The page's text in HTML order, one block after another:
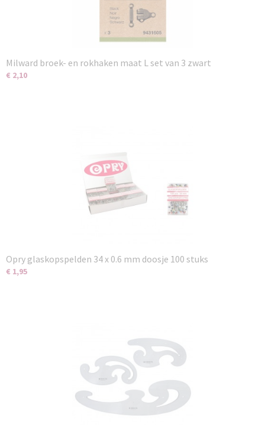
Milward broek- en rokhaken maat L set van 3 zwart
€ 2,10
Opry glaskopspelden 34 x 0.6 mm doosje 100 stuks
€ 1,95